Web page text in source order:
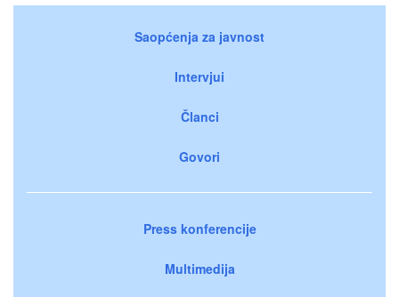
Saopćenja za javnost
Intervjui
Članci
Govori
Press konferencije
Multimedija